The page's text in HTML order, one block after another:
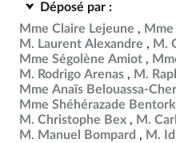
Déposé par :
Mme Claire Lejeune
M. Laurent Alexandre
M.
Mme Ségolène Amiot
M. Rodrigo Arenas
M.
Mme Anaïs Belouassa-
Mme Shéhérazade
M. Christophe Bex
M.
M. Manuel Bompard
M.